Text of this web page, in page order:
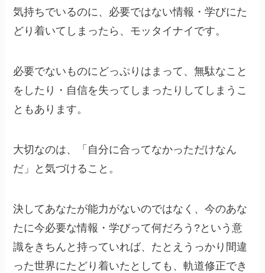
気持ちでいるのに、必要ではない情報・学びにた
どり着いてしまったら、モッタイナイです。
必要でないものにどっぷりはまって、無駄なこと
をしたり・自信を失ってしまったりしてしまうこ
ともあります。
大切なのは、「自分に合ってなかっただけなん
だ」と気づけること。
決してあなたが能力がないのではなく、今のあな
たに今必要な情報・学びって何だろう?という意
識をきちんと持っていれば、たとえうっかり間違
った世界にたどり着いたとしても、軌道修正でき